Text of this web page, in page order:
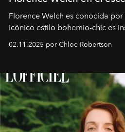
Florence Welch es conocida por
icónico estilo bohemio-chic es
02.11.2025 por Chloe Robertson